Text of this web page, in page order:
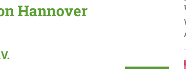
Hannover